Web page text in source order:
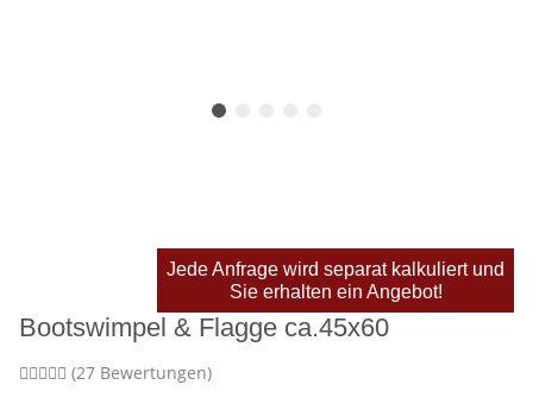
Jede Anfrage wird separat kalkuliert und
Sie erhalten ein Angebot!
Bootswimpel & Flagge ca.45x60
(27 Bewertungen)